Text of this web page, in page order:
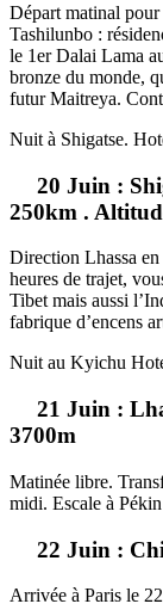
Départ matinal
Tashilunbo :
le 1er Dalai Lama
bronze du monde,
futur Maitreya.
Nuit à Shigatse.
20 Juin :
250km .
Direction Lhassa
heures de trajet,
Tibet mais aussi
fabrique d’encens
Nuit au Kyichu
21 Juin :
3700m
Matinée libre.
midi. Escale à
22 Juin :
Arrivée à Paris le